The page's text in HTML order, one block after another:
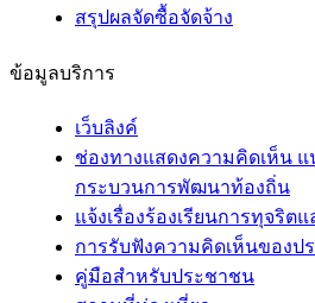
สรุปผลจัดซื้อจัดจ้าง
ข้อมูลบริการ
เว็บลิงค์
ช่องทางแสดงความคิดเห็น
กระบวนการพัฒนาท้องถิ่น
แจ้งเรื่องร้องเรียนการทุจริต
การรับฟังความคิดเห็นของป
คู่มือสำหรับประชาชน